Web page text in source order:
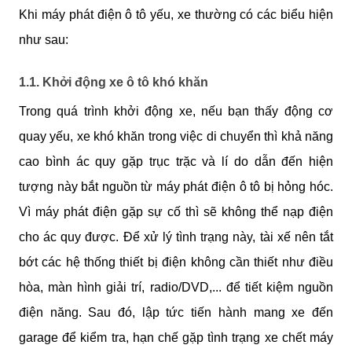
Khi máy phát điện ô tô yếu, xe thường có các biểu hiện
như sau:
1.1. Khởi động xe ô tô khó khăn
Trong quá trình khởi động xe, nếu bạn thấy động cơ
quay yếu, xe khó khăn trong việc di chuyển thì khả năng
cao bình ác quy gặp trục trặc và lí do dẫn đến hiện
tượng này bắt nguồn từ máy phát điện ô tô bị hỏng hóc.
Vì máy phát điện gặp sự cố thì sẽ không thể nạp điện
cho ác quy được. Để xử lý tình trạng này, tài xế nên tắt
bớt các hệ thống thiết bị điện không cần thiết như điều
hòa, màn hình giải trí, radio/DVD,... để tiết kiệm nguồn
điện năng. Sau đó, lập tức tiến hành mang xe đến
garage để kiểm tra, hạn chế gặp tình trạng xe chết máy